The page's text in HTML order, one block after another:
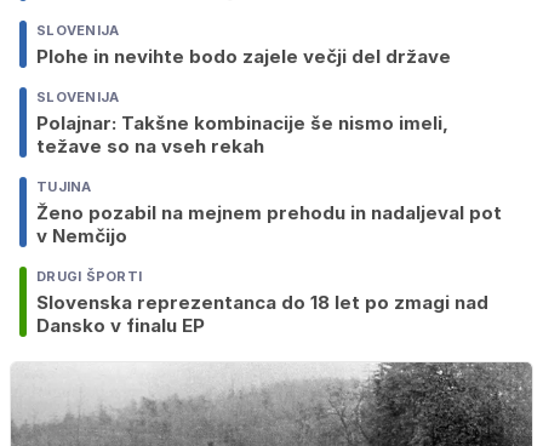
SLOVENIJA
Plohe in nevihte bodo zajele večji del države
SLOVENIJA
Polajnar: Takšne kombinacije še nismo imeli,
težave so na vseh rekah
TUJINA
Ženo pozabil na mejnem prehodu in nadaljeval pot
v Nemčijo
DRUGI ŠPORTI
Slovenska reprezentanca do 18 let po zmagi nad
Dansko v finalu EP